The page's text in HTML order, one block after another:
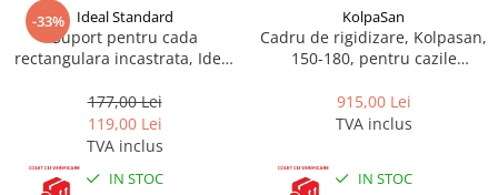
Rezervoare wc
Rezervore incastrate
Clapete de actionare
Rezervoare aparente
Rame instalare
Mobilier Baie
-33% Ideal Standard
Suport pentru cada
rectangulara incastrata, Ideal
177,00 Lei
119,00 Lei
TVA inclus
IN STOC
KolpaSan
Cadru de rigidizare, Kolpasan,
150-180, pentru cazile
915,00 Lei
TVA inclus
IN STOC